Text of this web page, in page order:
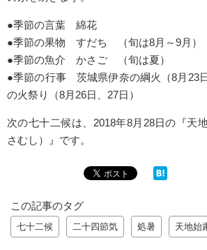
●季節の言葉 綿花
●季節の果物 すだち （旬は8月～9月）
●季節の魚介 かさご （旬は夏）
●季節の行事 茨城県伊奈の綱火（8月23
の火祭り（8月26日、27日）
次の七十二候は、2018年8月28日の『天
さむし）』です。
この記事のタグ
七十二候 二十四節気 処暑 天地始